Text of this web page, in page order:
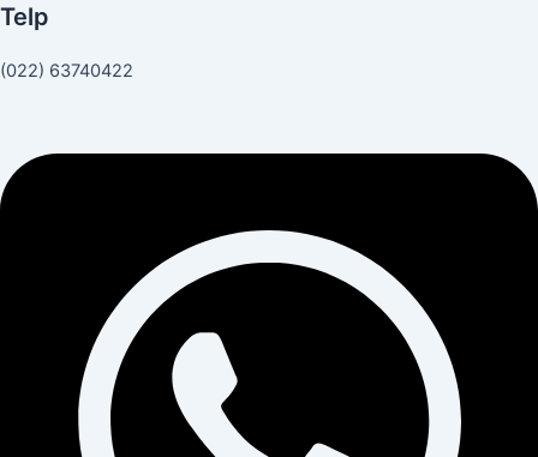
Telp
(022) 63740422